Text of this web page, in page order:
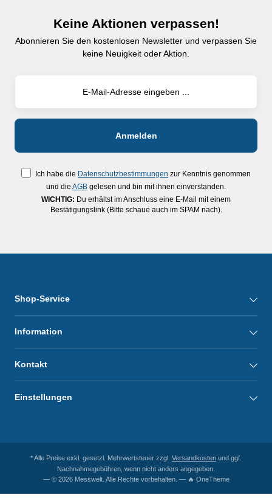
Keine Aktionen verpassen!
Abonnieren Sie den kostenlosen Newsletter und verpassen Sie
keine Neuigkeit oder Aktion.
Ich habe die Datenschutzbestimmungen zur Kenntnis genommen
und die AGB gelesen und bin mit ihnen einverstanden.
WICHTIG: Du erhältst im Anschluss eine E-Mail mit einem
Bestätigungslink (Bitte schaue auch im SPAM nach).
Shop-Service
Information
Kontakt
Einstellungen
* Alle Preise exkl. gesetzl. Mehrwertsteuer zzgl. Versandkosten und ggf.
Nachnahmegebühren, wenn nicht anders angegeben.
— © 2026 Messwelt. Alle Rechte vorbehalten. — 🔥 OneTheme